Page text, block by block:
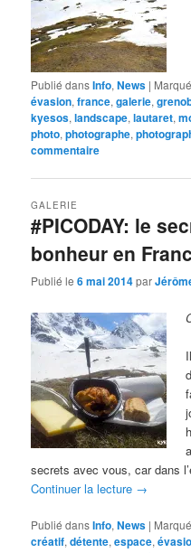
Publié dansInfo,News |
évasion,france,galerie,
kyesos,landscape,lautaret,
photo,photographe,
commentaire
#PICODAY: le
bonheur en
GALERIE
Publié le6 mai 2014par
secrets avec vous, car dans
Continuer la lecture →
Publié dansInfo,News |
créatif,détente,espace,